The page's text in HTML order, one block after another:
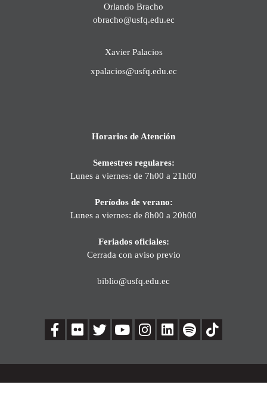
Orlando Bracho
obracho@usfq.edu.ec
Xavier Palacios
xpalacios@usfq.edu.ec
Horarios de Atención
Semestres regulares:
Lunes a viernes: de 7h00 a 21h00
Períodos de verano:
Lunes a viernes: de 8h00 a 20h00
Feriados oficiales:
Cerrada con aviso previo
biblio@usfq.edu.ec